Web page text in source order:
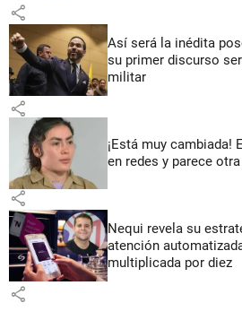
share
Así será la inédita
su primer discurso
militar
share
¡Está muy cambiada!
en redes y parece otra
share
Nequi revela su
atención
multiplicada por diez
share